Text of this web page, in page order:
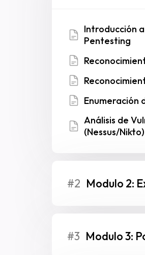
Introducción
Pentesting
Enumeración
Análisis de
(Nessus/Nikto)
#2 Modulo 2:
#3 Modulo 3: